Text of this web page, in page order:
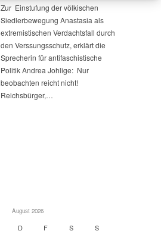
Zur Einstufung der völkischen
Siedlerbewegung Anastasia als
extremistischen Verdachtsfall durch
den Verssungsschutz, erklärt die
Sprecherin für antifaschistische
Politik Andrea Johlige: Nur
beobachten reicht nicht!
Reichsbürger,…
August 2026
D F S S